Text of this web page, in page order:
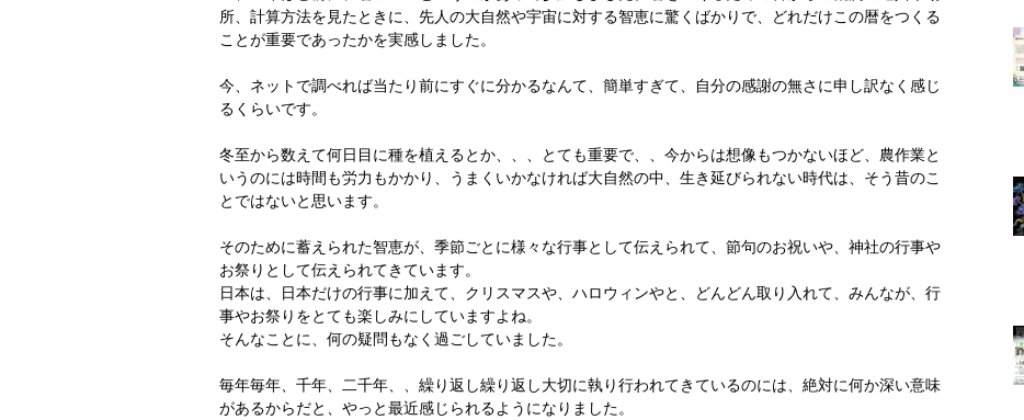
所、計算方法を見たときに、先人の大自然や宇宙に対する智恵に驚くばかりで、どれだけこの暦をつくる
ことが重要であったかを実感しました。
今、ネットで調べれば当たり前にすぐに分かるなんて、簡単すぎて、自分の感謝の無さに申し訳なく感じ
るくらいです。
冬至から数えて何日目に種を植えるとか、、、とても重要で、、今からは想像もつかないほど、農作業と
いうのには時間も労力もかかり、うまくいかなければ大自然の中、生き延びられない時代は、そう昔のこ
とではないと思います。
そのために蓄えられた智恵が、季節ごとに様々な行事として伝えられて、節句のお祝いや、神社の行事や
お祭りとして伝えられてきています。
日本は、日本だけの行事に加えて、クリスマスや、ハロウィンやと、どんどん取り入れて、みんなが、行
事やお祭りをとても楽しみにしていますよね。
そんなことに、何の疑問もなく過ごしていました。
毎年毎年、千年、二千年、、繰り返し繰り返し大切に執り行われてきているのには、絶対に何か深い意味
があるからだと、やっと最近感じられるようになりました。